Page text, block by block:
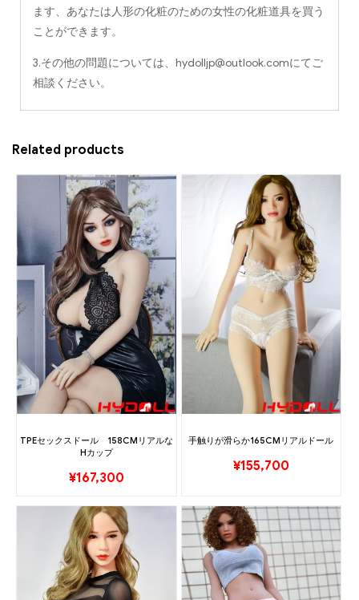
ます、あなたは人形の化粧のための女性の化粧道具を買う
ことができます。
3.その他の問題については、 hydolljp@outlook.comにてご
相談ください。
Related products
TPEセックスドール 158CMリアルな
Hカップ
¥167,300
手触りが滑らか165CMリアルドール
¥155,700